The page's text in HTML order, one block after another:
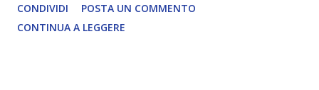
Della Luna CONTRO segnalazione di oltre12 LEGGI
L'ARTICOLO COMPLETO
CONDIVIDI
POSTA UN COMMENTO
CONTINUA A LEGGERE